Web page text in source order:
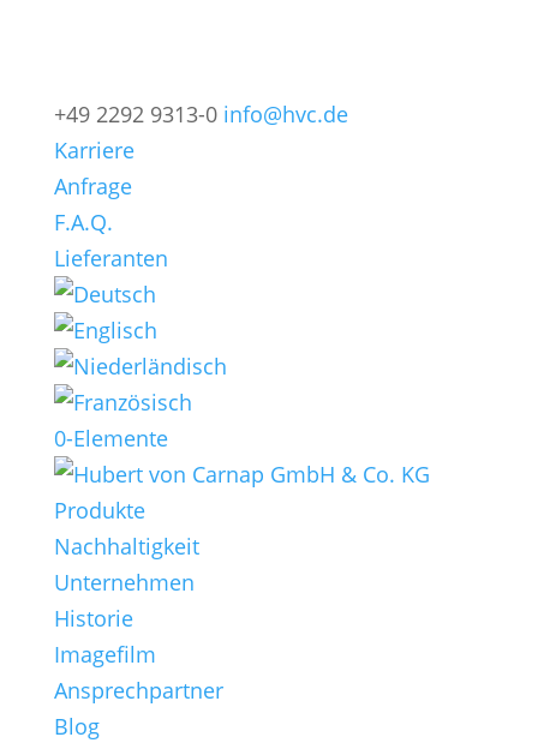
+49 2292 9313-0 info@hvc.de
Karriere
Anfrage
F.A.Q.
Lieferanten
0-Elemente
Produkte
Nachhaltigkeit
Unternehmen
Historie
Imagefilm
Ansprechpartner
Blog